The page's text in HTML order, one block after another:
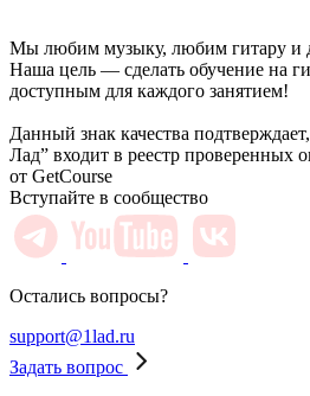
Мы любим музыку, любим гитару и
Наша цель — сделать обучение на
доступным для каждого занятием!
Данный знак качества
Лад” входит в реестр проверенных
от GetCourse
Вступайте в сообщество
Остались вопросы?
support@1lad.ru
Задать вопрос